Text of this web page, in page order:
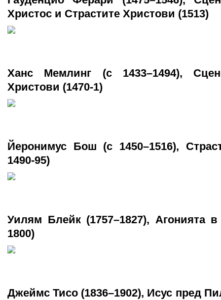
Христос и Страстите Христови (1513)
Ханс Мемлинг (c 1433–1494),
Христови (1470-1)
Йеронимус Бош (c 1450–1516),
1490-95)
Уилям Блейк (1757–1827), Агонията в
1800)
Джеймс Тисо (1836–1902), Исус пред